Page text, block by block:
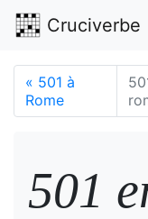
Cruciverbe
« 501 à
Rome
501